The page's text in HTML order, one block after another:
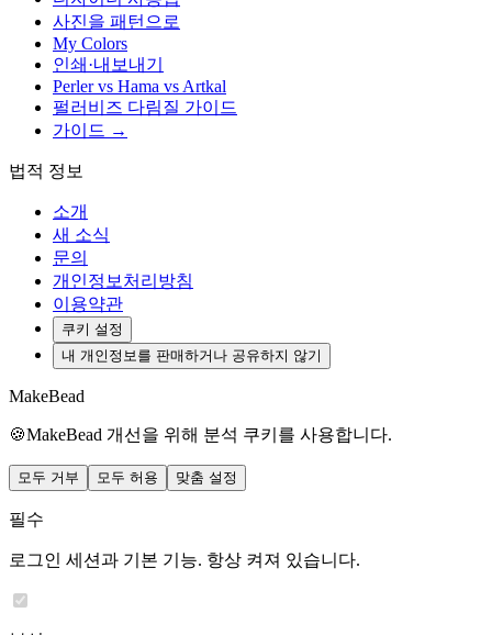
사진을 패턴으로
My Colors
인쇄·내보내기
Perler vs Hama vs Artkal
펄러비즈 다림질 가이드
가이드 →
법적 정보
소개
새 소식
문의
개인정보처리방침
이용약관
쿠키 설정
내 개인정보를 판매하거나 공유하지 않기
MakeBead
🍪MakeBead 개선을 위해 분석 쿠키를 사용합니다.
모두 거부 모두 허용 맞춤 설정
필수
로그인 세션과 기본 기능. 항상 켜져 있습니다.